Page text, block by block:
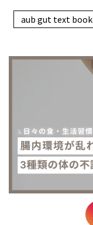
aub gut text book